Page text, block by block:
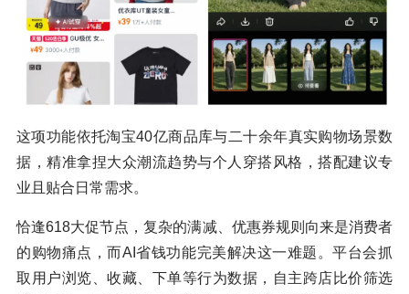
这项功能依托淘宝40亿商品库与二十余年真实购物场景数
据，精准拿捏大众潮流趋势与个人穿搭风格，搭配建议专
业且贴合日常需求。
恰逢618大促节点，复杂的满减、优惠券规则向来是消费者
的购物痛点，而AI省钱功能完美解决这一难题。平台会抓
取用户浏览、收藏、下单等行为数据，自主跨店比价筛选